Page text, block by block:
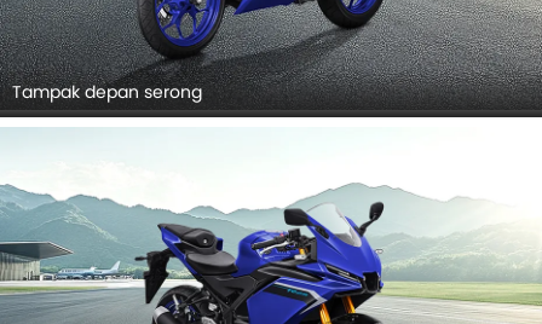
Tampak depan serong